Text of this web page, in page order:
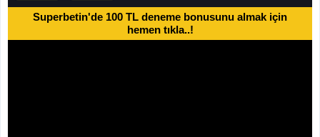
Superbetin'de 100 TL deneme bonusunu almak için
hemen tıkla..!